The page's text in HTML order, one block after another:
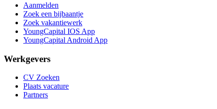
Aanmelden
Zoek een bijbaantje
Zoek vakantiewerk
YoungCapital IOS App
YoungCapital Android App
Werkgevers
CV Zoeken
Plaats vacature
Partners